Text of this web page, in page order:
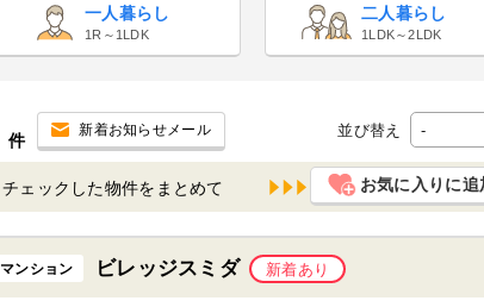
一人暮らし
1R～1LDK
二人暮らし
1LDK～2LDK
件
新着お知らせメール 並び替え
チェックした物件を お気に入りに追
マンション ビレッジスミダ 新着あり